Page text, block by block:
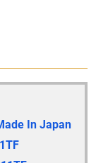
In Japan